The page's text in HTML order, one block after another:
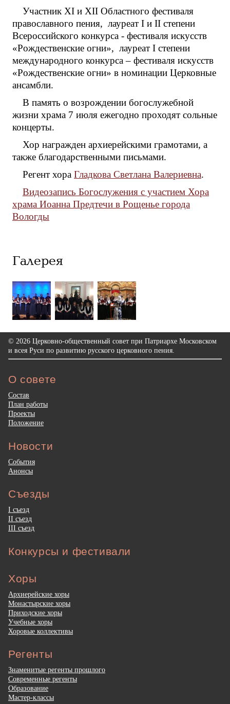
Участник XI и XII Областного фестиваля
православного пения, лауреат I и II степени
Всероссийского конкурса - фестиваля искусств
«Рождественские огни», лауреат I степени
международного конкурса – фестиваля искусств
«Рождественские огни» в номинации Церковные
ансамбли.
В память о возрождении богослужебной
жизни храма 7 июля ежегодно проходят сольные
концерты.
Хор награжден архиерейскими грамотами, а
также благодарственными письмами.
Регент хора Гладкова Светлана Валериевна.
Видеозапись Богослужения с участием Хора
храма Иоанна Предтечи в Рощенье города
Вологды
Галерея
© 2026 Церковно-общественный совет при Патриархе Московском
и всея Руси по развитию русского церковного пения.
О совете
Состав
План работы
Проекты
Положение
Новости
События
Анонсы
Съезды
I съезд
II съезд
III съезд
Конкурсы и фестивали
Хоры
Архиерейские хоры
Монастырские хоры
Приходские хоры
Учебные хоры
Хоровые коллективы
Регенты
Знаменитые регенты прошлого
Современные регенты
Образование
Мастер-классы